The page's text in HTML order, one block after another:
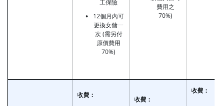
工保險
12個月內可
更換女傭一
次 (需另付
原價費用
70%)
費用之
70%)
收費：
收費：
收費：